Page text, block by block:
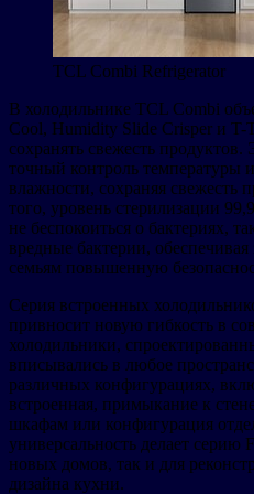
TCL Combi Refrigerator
В холодильнике TCL Combi
Cool, Humidity Slide Crisper и
сохранять свежесть
точный контроль температуры
влажности, сохраняя свежесть
того, уровень стерилизации
не беспокоиться о бактериях,
вредные бактерии,
семьям повышенную
Серия встроенных
привносит новую гибкость в
холодильники,
вписывались в любое
различных конфигурациях,
встроенная, примыкание к
шкафам или конфигурация
универсальность делает серию
новых домов, так и для
дизайна кухни.